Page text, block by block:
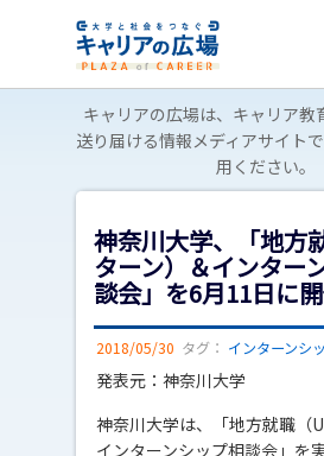
キャリアの広場は、キャリア教
送り届ける情報メディアサイト
用ください。
神奈川大学、「地方
ターン）＆インター
談会」を6月11日に
2018/05/30 タグ： インターンシ
発表元：神奈川大学
神奈川大学は、「地方就職（
インターンシップ相談会」を